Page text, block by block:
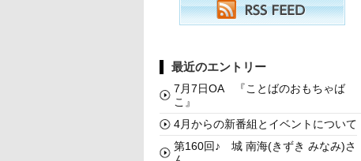
最近のエントリー
7月7日OA 『ことばのおもちゃば
こ』
4月からの新番組とイベントについて
第160回♪ 城 南海(きずき みなみ)さ